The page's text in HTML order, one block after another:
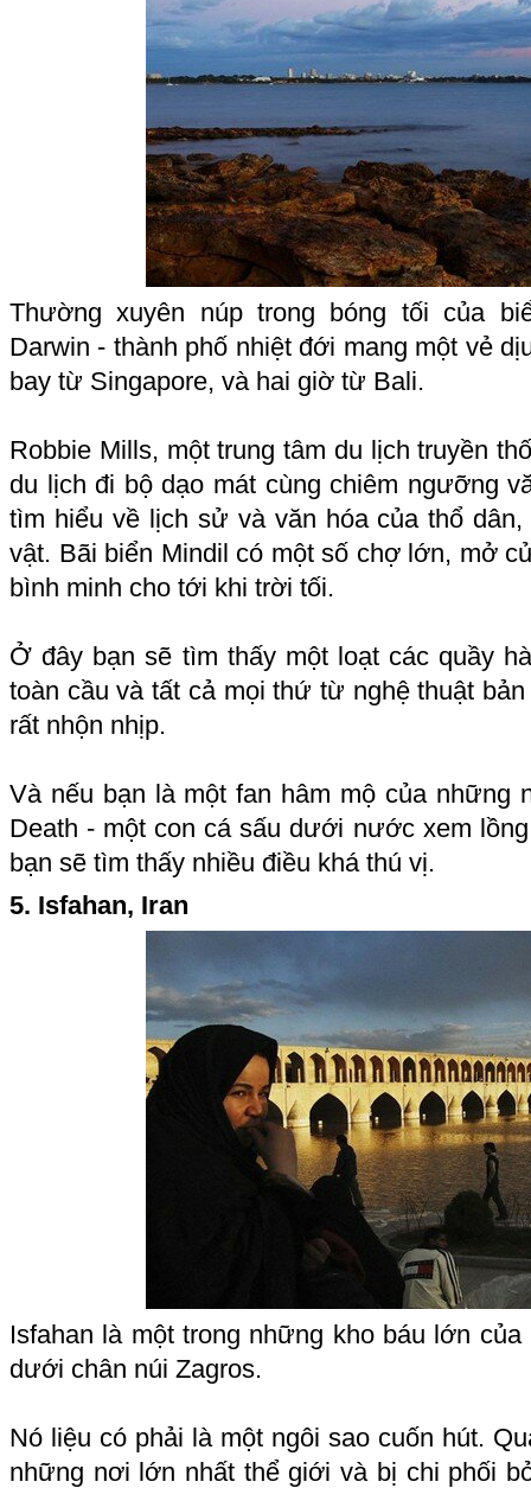
Thường xuyên núp trong bóng tối của
Darwin - thành phố nhiệt đới mang một vẻ
bay từ Singapore, và hai giờ từ Bali.
Robbie Mills, một trung tâm du lịch truyền
du lịch đi bộ dạo mát cùng chiêm ngưỡng
tìm hiểu về lịch sử và văn hóa của thổ
vật. Bãi biển Mindil có một số chợ lớn, mở
bình minh cho tới khi trời tối.
Ở đây bạn sẽ tìm thấy một loạt các quầy
toàn cầu và tất cả mọi thứ từ nghệ thuật
rất nhộn nhịp.
Và nếu bạn là một fan hâm mộ của những
Death - một con cá sấu dưới nước xem
bạn sẽ tìm thấy nhiều điều khá thú vị.
5. Isfahan, Iran
Isfahan là một trong những kho báu lớn
dưới chân núi Zagros.
Nó liệu có phải là một ngôi sao cuốn hút.
những nơi lớn nhất thể giới và bị chi phối